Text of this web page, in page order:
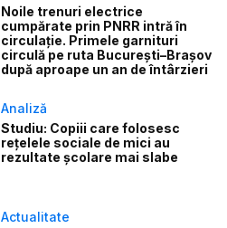
Noile trenuri electrice
cumpărate prin PNRR intră în
circulație. Primele garnituri
circulă pe ruta București–Brașov
după aproape un an de întârzieri
Analiză
Studiu: Copiii care folosesc
rețelele sociale de mici au
rezultate școlare mai slabe
Actualitate